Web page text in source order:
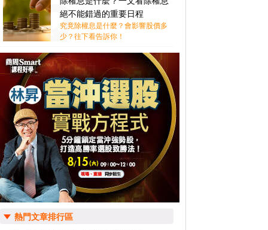
絕不能錯過的重要日程
究竟除權息是什麼？會影響股價多
少？往下看告訴你！
熱門文章排行區